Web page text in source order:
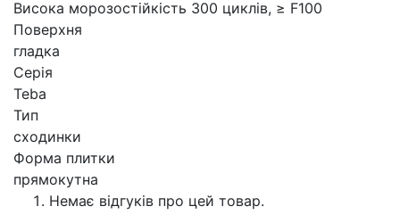
Висока морозостійкість 300 циклів, ≥ F100
Поверхня
гладка
Серія
Teba
Тип
сходинки
Форма плитки
прямокутна
Немає відгуків про цей товар.